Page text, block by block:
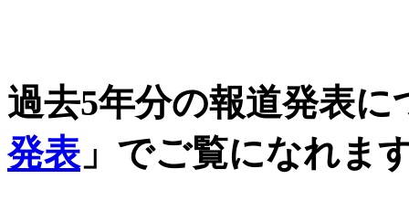
過去5年分の報道発表に
発表 」でご覧になれま